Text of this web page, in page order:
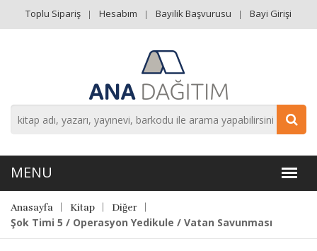
Toplu Sipariş Hesabım Bayilik Başvurusu Bayi Girişi
Anasayfa Kitap Diğer
Şok Timi 5 / Operasyon Yedikule / Vatan Savunması